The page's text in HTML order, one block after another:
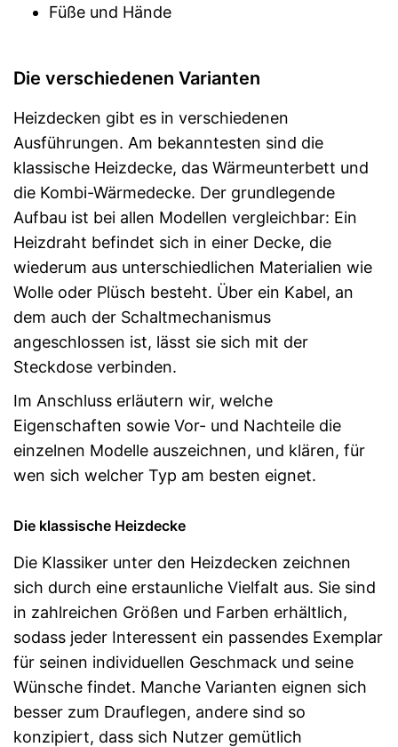
Füße und Hände
Die verschiedenen Varianten
Heizdecken gibt es in verschiedenen
Ausführungen. Am bekanntesten sind die
klassische Heizdecke, das Wärmeunterbett und
die Kombi-Wärmedecke. Der grundlegende
Aufbau ist bei allen Modellen vergleichbar: Ein
Heizdraht befindet sich in einer Decke, die
wiederum aus unterschiedlichen Materialien wie
Wolle oder Plüsch besteht. Über ein Kabel, an
dem auch der Schaltmechanismus
angeschlossen ist, lässt sie sich mit der
Steckdose verbinden.
Im Anschluss erläutern wir, welche
Eigenschaften sowie Vor- und Nachteile die
einzelnen Modelle auszeichnen, und klären, für
wen sich welcher Typ am besten eignet.
Die klassische Heizdecke
Die Klassiker unter den Heizdecken zeichnen
sich durch eine erstaunliche Vielfalt aus. Sie sind
in zahlreichen Größen und Farben erhältlich,
sodass jeder Interessent ein passendes Exemplar
für seinen individuellen Geschmack und seine
Wünsche findet. Manche Varianten eignen sich
besser zum Drauflegen, andere sind so
konzipiert, dass sich Nutzer gemütlich